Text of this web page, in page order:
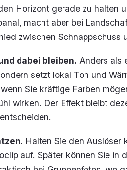
Horizont gerade zu halten
macht aber bei
zwischen Schnappschuss
dabei bleiben. Anders als
setzt lokal Ton und
Sie kräftige Farben
wirken. Der Effekt bleibt
Halten Sie den Auslöser
auf. Später können Sie in